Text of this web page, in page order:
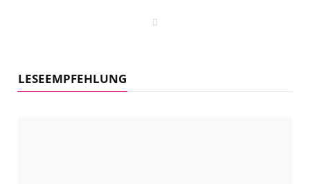
LESEEMPFEHLUNG